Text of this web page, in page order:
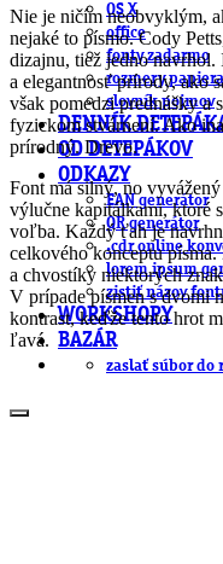
OS X
office
fonty zadarmo
rozmery papiera
slovník pojmov
DENNÍK
OD DETEPÁKOV
ODKAZY
EAN generátor
QR generátor
.cdr online
lorem ipsum
zistiť názov
WORKSHOPY
BAZÁR
zaslať súbor do
Nie je ničím neobvyklým,
nejaké to písmo. Cody
dizajnu, tiež jedno
a elegantnosť prírody, ako
však pomedzi prednášky a
fyzickom stvárnení. Ako
prírodný. Drevo.
Font má silný, no
výlučne kapitálkami, ktoré
voľba. Každý ťah je
celkového konceptu
a chvostíky niektorých
V prípade písmen s dvomi
kontrast, keďže tento hrot
ľavá.